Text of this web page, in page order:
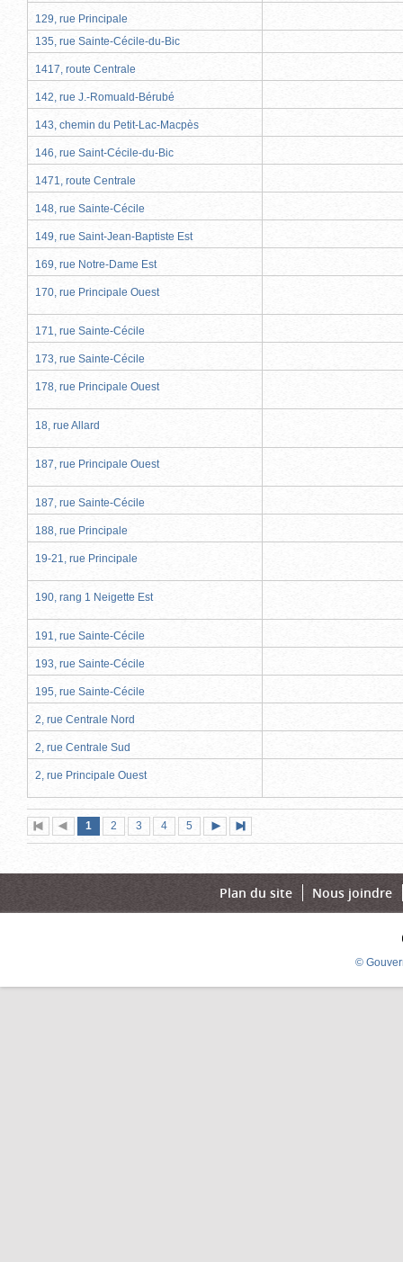
129, rue Principale
135, rue Sainte-Cécile-du-Bic
1417, route Centrale
142, rue J.-Romuald-Bérubé
143, chemin du Petit-Lac-Macpès
146, rue Saint-Cécile-du-Bic
1471, route Centrale
148, rue Sainte-Cécile
149, rue Saint-Jean-Baptiste Est
169, rue Notre-Dame Est
170, rue Principale Ouest
171, rue Sainte-Cécile
173, rue Sainte-Cécile
178, rue Principale Ouest
18, rue Allard
187, rue Principale Ouest
187, rue Sainte-Cécile
188, rue Principale
19-21, rue Principale
190, rang 1 Neigette Est
191, rue Sainte-Cécile
193, rue Sainte-Cécile
195, rue Sainte-Cécile
2, rue Centrale Nord
2, rue Centrale Sud
2, rue Principale Ouest
Première
page
Page
précédente
Page
1 (page
actuelle)
Page
2 Page
3 Page
4 Page
5
suivante
page
Plan du site Nous joindre
©